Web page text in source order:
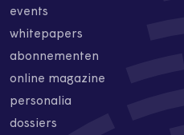
events
whitepapers
abonnementen
online magazine
personalia
dossiers